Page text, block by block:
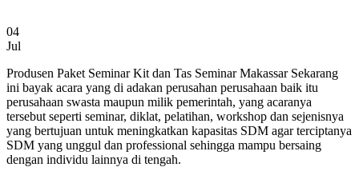
04
Jul
Produsen Paket Seminar Kit dan Tas Seminar Makassar Sekarang
ini bayak acara yang di adakan perusahan perusahaan baik itu
perusahaan swasta maupun milik pemerintah, yang acaranya
tersebut seperti seminar, diklat, pelatihan, workshop dan sejenisnya
yang bertujuan untuk meningkatkan kapasitas SDM agar terciptanya
SDM yang unggul dan professional sehingga mampu bersaing
dengan individu lainnya di tengah.